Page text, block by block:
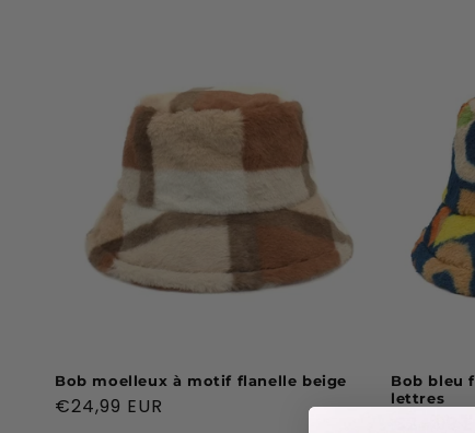
Bob moelleux à motif flanelle beige
Prix
€24,99 EUR
Bob bleu
lettres